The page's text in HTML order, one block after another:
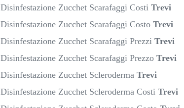
Disinfestazione Zucchet Scarafaggi Costi Trevi
Disinfestazione Zucchet Scarafaggi Costo Trevi
Disinfestazione Zucchet Scarafaggi Prezzi Trevi
Disinfestazione Zucchet Scarafaggi Prezzo Trevi
Disinfestazione Zucchet Scleroderma Trevi
Disinfestazione Zucchet Scleroderma Costi Trevi